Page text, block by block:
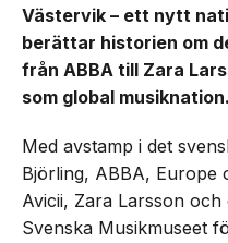
Västervik – ett nytt
berättar historien om
från ABBA till Zara
som global musiknation.
Med avstamp i det
Björling, ABBA, Europe
Avicii, Zara Larsson
Svenska Musikmuseet